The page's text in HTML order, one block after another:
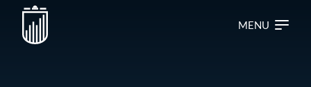
MENU